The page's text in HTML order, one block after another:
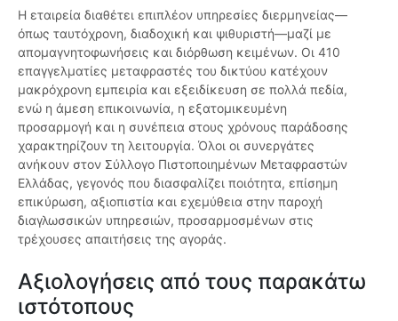
Η εταιρεία διαθέτει επιπλέον υπηρεσίες διερμηνείας—
όπως ταυτόχρονη, διαδοχική και ψιθυριστή—μαζί με
απομαγνητοφωνήσεις και διόρθωση κειμένων. Οι 410
επαγγελματίες μεταφραστές του δικτύου κατέχουν
μακρόχρονη εμπειρία και εξειδίκευση σε πολλά πεδία,
ενώ η άμεση επικοινωνία, η εξατομικευμένη
προσαρμογή και η συνέπεια στους χρόνους παράδοσης
χαρακτηρίζουν τη λειτουργία. Όλοι οι συνεργάτες
ανήκουν στον Σύλλογο Πιστοποιημένων Μεταφραστών
Ελλάδας, γεγονός που διασφαλίζει ποιότητα, επίσημη
επικύρωση, αξιοπιστία και εχεμύθεια στην παροχή
διαγλωσσικών υπηρεσιών, προσαρμοσμένων στις
τρέχουσες απαιτήσεις της αγοράς.
Αξιολογήσεις από τους παρακάτω
ιστότοπους